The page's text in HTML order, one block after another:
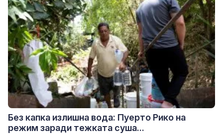
Без капка излишна вода: Пуерто Рико на
режим заради тежката суша...